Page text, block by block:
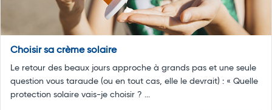
Choisir sa crème solaire
Le retour des beaux jours approche à grands pas et une seule
question vous taraude (ou en tout cas, elle le devrait) : « Quelle
protection solaire vais-je choisir ? ...